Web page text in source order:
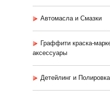
Автомасла и Смазки
Граффити краска-
аксессуары
Детейлинг и Полировка